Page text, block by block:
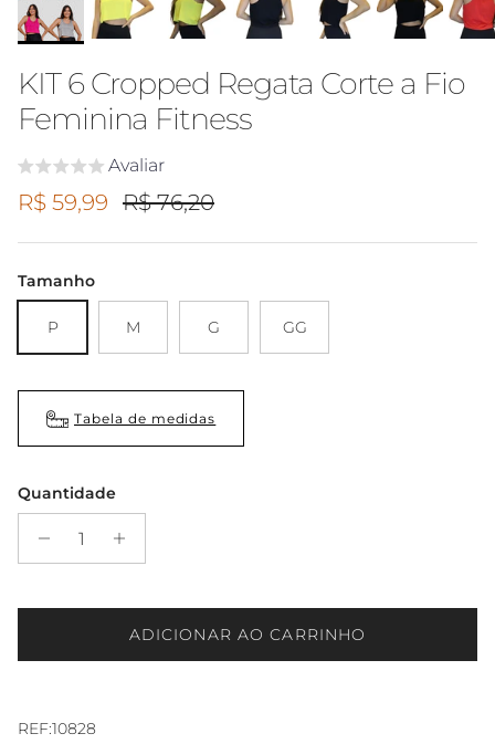
KIT 6 Cropped Regata Corte a Fio
Feminina Fitness
Avaliar
Preço promocional
R$ 59,99 Preço regular
R$ 76,20
Tamanho
P M G GG
Tabela de medidas
Quantidade
ADICIONAR AO CARRINHO
REF:10828